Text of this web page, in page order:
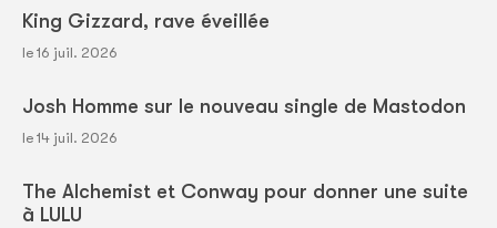
King Gizzard, rave éveillée
le 16 juil. 2026
Josh Homme sur le nouveau single de Mastodon
le 14 juil. 2026
The Alchemist et Conway pour donner une suite
à LULU